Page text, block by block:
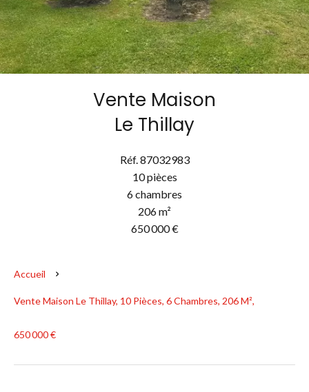
Vente Maison
Le Thillay
Réf. 87032983
10 pièces
6 chambres
206 m²
650 000 €
Accueil
Vente Maison Le Thillay, 10 Pièces, 6 Chambres, 206 M²,
650 000 €